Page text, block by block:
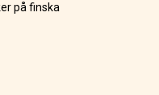
på finska